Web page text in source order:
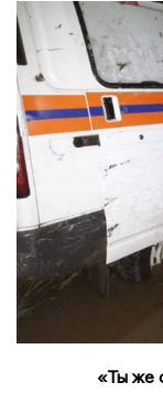
«Ты же